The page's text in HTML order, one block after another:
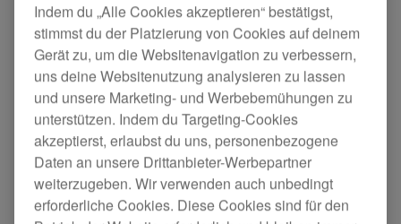
VERGLEICHEN SIE DIE
Indem du „Alle Cookies akzeptieren“ bestätigst,
stimmst du der Platzierung von Cookies auf deinem
Gerät zu, um die Websitenavigation zu verbessern,
uns deine Websitenutzung analysieren zu lassen
und unsere Marketing- und Werbebemühungen zu
unterstützen. Indem du Targeting-Cookies
akzeptierst, erlaubst du uns, personenbezogene
Daten an unsere Drittanbieter-Werbepartner
weiterzugeben. Wir verwenden auch unbedingt
erforderliche Cookies. Diese Cookies sind für den